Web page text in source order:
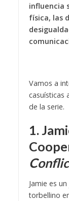
influencia
física, las
Vamos a
casuísticas
de la serie.
1.
Jamie es
torbellino